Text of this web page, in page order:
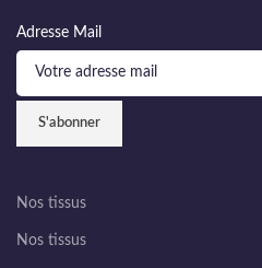
Adresse Mail
Nos tissus
Nos tissus